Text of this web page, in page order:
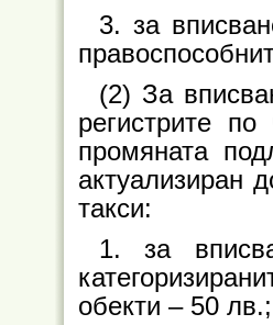
3. за
(2) За
регистрите
промяната
актуализиран
такси:
1. за
обекти – 50 лв.;